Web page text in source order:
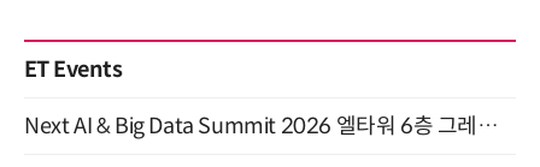
ET Events
Next AI & Big Data Summit 2026 엘타워 6층 그레이스홀 개최 (9/18)